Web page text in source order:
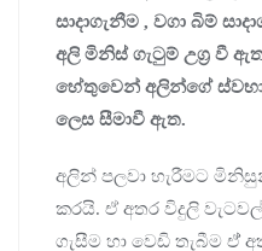
සාදාගැනීම , වගා බිම්
අලි මිනිස් ගැටුම් උග්‍ර වී
හේතුවෙන් අලින්ගේ
ලෙස සීමාවී ඇත.
අලින් පලවා හැරීමට
කරයි. ඒ අතර විදුලි
ගැසීම හා වෙඩි තැබීම ඒ්